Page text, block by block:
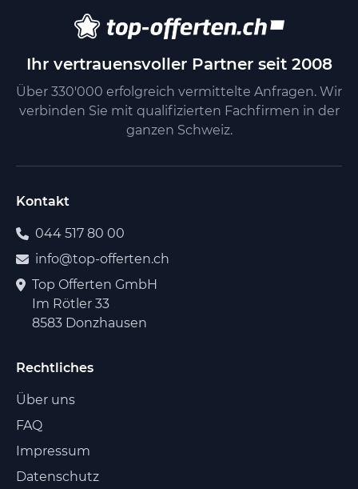
Ihr vertrauensvoller Partner seit 2008
Über 330'000 erfolgreich vermittelte Anfragen. Wir
verbinden Sie mit qualifizierten Fachfirmen in der
ganzen Schweiz.
Kontakt
044 517 80 00
info@top-offerten.ch
Top Offerten GmbH
Im Rötler 33
8583 Donzhausen
Rechtliches
Über uns
FAQ
Impressum
Datenschutz